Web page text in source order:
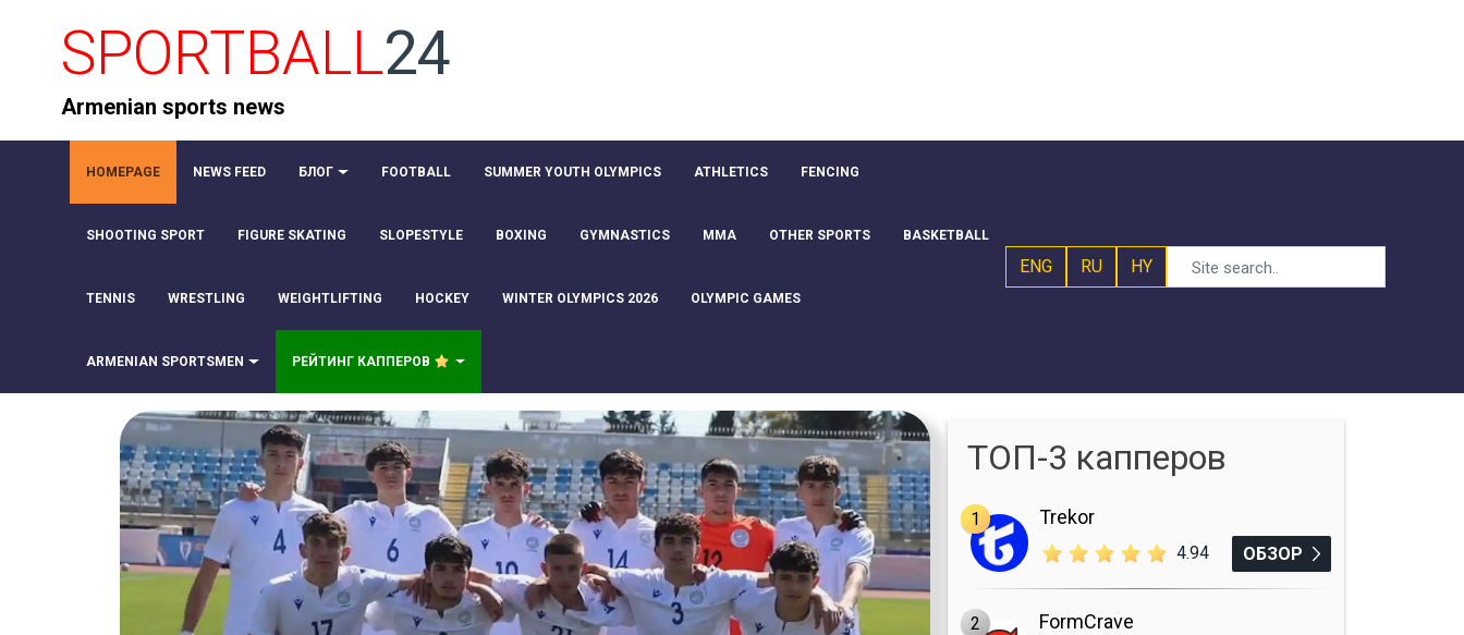
SPORTBALL24
Armenian sports news
HOMEPAGE NEWS FEED БЛОГ FOOTBALL SUMMER YOUTH OLYMPICS ATHLETICS FENCING
SHOOTING SPORT FIGURE SKATING SLOPESTYLE BOXING GYMNASTICS MMA OTHER SPORTS BASKETBALL
TENNIS WRESTLING WEIGHTLIFTING HOCKEY WINTER OLYMPICS 2026 OLYMPIC GAMES
ARMENIAN SPORTSMEN РЕЙТИНГ КАППЕРОВ
ENG RU HY
ТОП-3 капперов
1 Trekor
4.94 ОБЗОР
2 FormCrave